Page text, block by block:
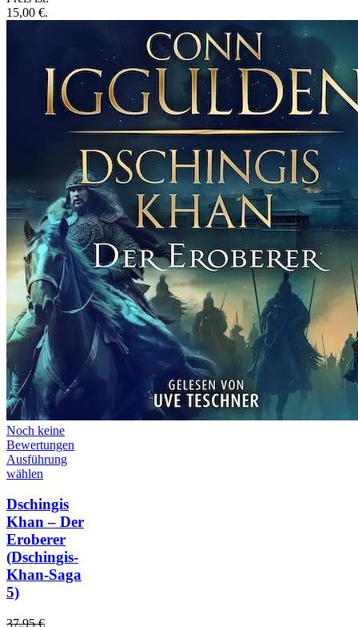
15,00 €.
Noch keine
Bewertungen
Ausführung
wählen
Dschingis
Khan – Der
Eroberer
(Dschingis-
Khan-Saga
5)
37,95€